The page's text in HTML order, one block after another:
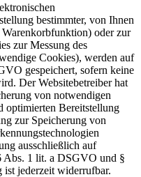
bestimmter, von Ihnen
oder zur
zur Messung des
Cookies), werden auf
gespeichert, sofern keine
Der Websitebetreiber hat
von notwendigen
optimierten Bereitstellung
zur Speicherung von
ausschließlich auf
1 lit. a DSGVO und §
jederzeit widerrufbar.